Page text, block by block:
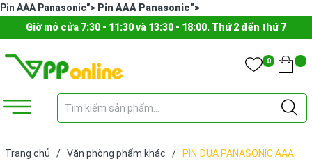
Pin AAA Panasonic"> Pin AAA Panasonic">
Giờ mở cửa 7:30 - 11:30 và 13:30 - 18:00. Thứ 2 đến thứ 7
0
Trang chủ / Văn phòng phẩm khác /
PIN ĐŨA PANASONIC AAA